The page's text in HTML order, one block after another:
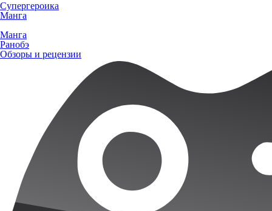
Супергероика
Манга
Манга
Ранобэ
Обзоры и рецензии